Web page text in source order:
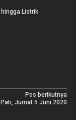
Listrik
Pos berikutnya
Jumat 5 Juni 2020